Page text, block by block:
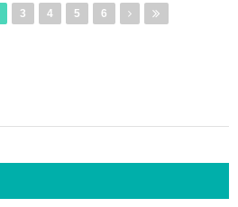
3 4 5 6